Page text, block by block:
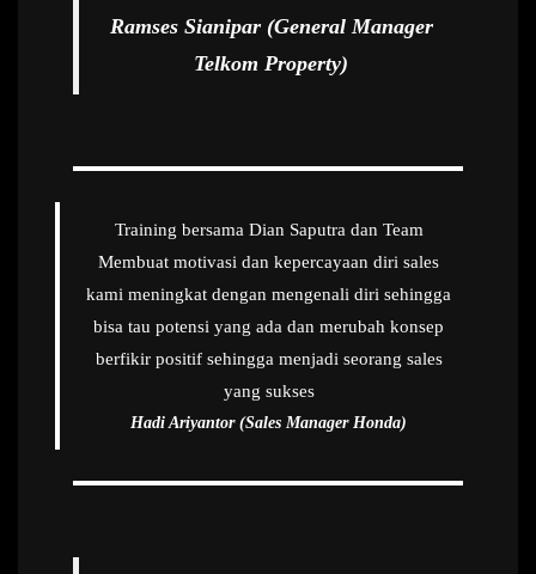
Ramses Sianipar (General Manager
Telkom Property)
Training bersama Dian Saputra dan Team
Membuat motivasi dan kepercayaan diri sales
kami meningkat dengan mengenali diri sehingga
bisa tau potensi yang ada dan merubah konsep
berfikir positif sehingga menjadi seorang sales
yang sukses
Hadi Ariyantor (Sales Manager Honda)